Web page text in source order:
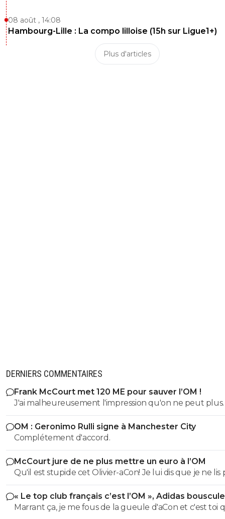
08 août , 14:08
Hambourg-Lille : La compo lilloise (15h sur Ligue1+)
Plus d'articles
DERNIERS COMMENTAIRES
Frank McCourt met 120 ME pour sauver l’OM !
J'ai malheureusement l'impression qu'on ne peut plus
aujourd'hui espérer mieux que ça. Pour moi il n'y a pas mille
possibilités. Soit on est racheté par quelqu'un (quelque
chose) qui a énormément de pognon et qui est
faire comme pour Paris: injecter beaucoup d'argent
rapidement pour monter un groupe qui s'assure au
2ème place en L1 et des performances acceptables en
Mais je n'y crois pas. Soit tu tentes de faire ce qu'à fait
Longoria, des investissements lourds sans pognon avec
montages financiers, et tu pries pour que les résultats
OM : Geronimo Rulli signe à Manchester City
Complétement d'accord.
McCourt jure de ne plus mettre un euro à l’OM
Qu'il est stupide cet Olivier-aCon! Je lui dis que je ne lis
ses commentaires puérils avec des émojis et il
me répondre avec ses petites images de gogol. Ça
bien ce que je dis, on voit tout de suite qu'on a affaire à
« Le top club français c’est l’OM », Adidas
PSG
Marrant ça, je me fous de la gueule d'aCon et c'est toi